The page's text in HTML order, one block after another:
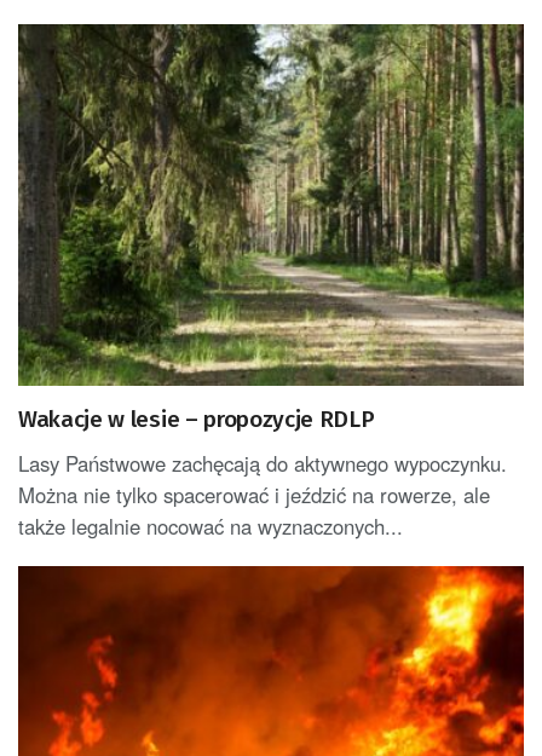
Wakacje w lesie – propozycje RDLP
Lasy Państwowe zachęcają do aktywnego wypoczynku.
Można nie tylko spacerować i jeździć na rowerze, ale
także legalnie nocować na wyznaczonych...